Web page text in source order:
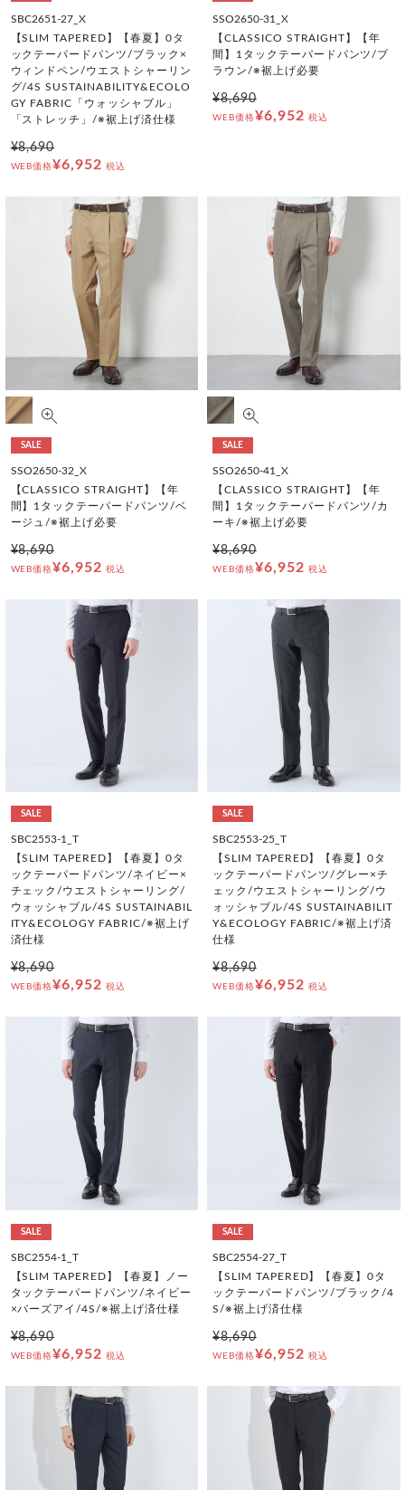
SBC2651-27_X
【SLIM TAPERED】【春夏】0タ
ックテーパードパンツ/ブラック×
ウィンドペン/ウエストシャーリン
グ/4S SUSTAINABILITY&ECOLO
GY FABRIC「ウォッシャブル」
「ストレッチ」/※裾上げ済仕様
¥8,690
WEB価格¥6,952 税込
SSO2650-31_X
【CLASSICO STRAIGHT】【年
間】1タックテーパードパンツ/ブ
ラウン/※裾上げ必要
¥8,690
WEB価格¥6,952 税込
SALE
SSO2650-32_X
【CLASSICO STRAIGHT】【年
間】1タックテーパードパンツ/ベ
ージュ/※裾上げ必要
¥8,690
WEB価格¥6,952 税込
SALE
SSO2650-41_X
【CLASSICO STRAIGHT】【年
間】1タックテーパードパンツ/カ
ーキ/※裾上げ必要
¥8,690
WEB価格¥6,952 税込
SALE
SBC2553-1_T
【SLIM TAPERED】【春夏】0タ
ックテーパードパンツ/ネイビー×
チェック/ウエストシャーリング/
ウォッシャブル/4S SUSTAINABIL
ITY&ECOLOGY FABRIC/※裾上げ
済仕様
¥8,690
WEB価格¥6,952 税込
SALE
SBC2553-25_T
【SLIM TAPERED】【春夏】0タ
ックテーパードパンツ/グレー×チ
ェック/ウエストシャーリング/ウ
ォッシャブル/4S SUSTAINABILIT
Y&ECOLOGY FABRIC/※裾上げ済
仕様
¥8,690
WEB価格¥6,952 税込
SALE
SBC2554-1_T
【SLIM TAPERED】【春夏】ノー
タックテーパードパンツ/ネイビー
×バーズアイ/4S/※裾上げ済仕様
¥8,690
WEB価格¥6,952 税込
SALE
SBC2554-27_T
【SLIM TAPERED】【春夏】0タ
ックテーパードパンツ/ブラック/4
S/※裾上げ済仕様
¥8,690
WEB価格¥6,952 税込